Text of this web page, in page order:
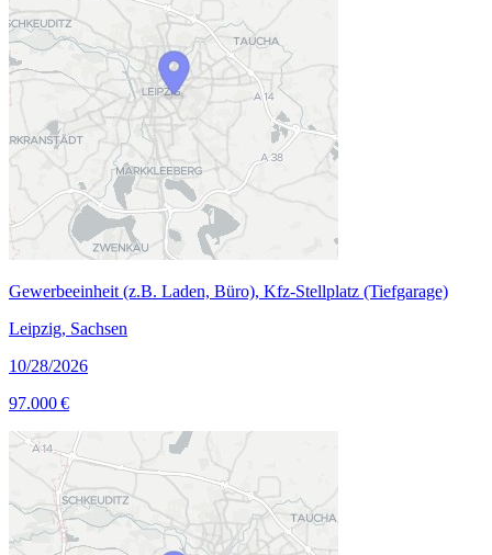
Gewerbeeinheit (z.B. Laden, Büro), Kfz-Stellplatz (Tiefgarage)
Leipzig, Sachsen
10/28/2026
97.000 €